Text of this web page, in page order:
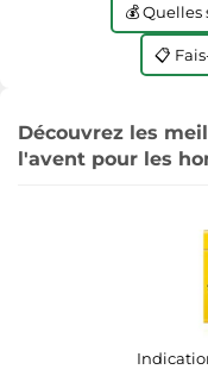
💰
📋
Découvrez les
l'avent pour les